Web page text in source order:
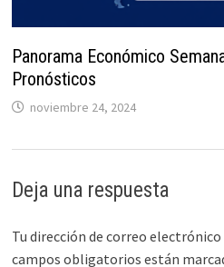
Panorama Económico
Pronósticos
noviembre 24, 2024
Deja una respuesta
Tu dirección de correo electrónico
campos obligatorios están